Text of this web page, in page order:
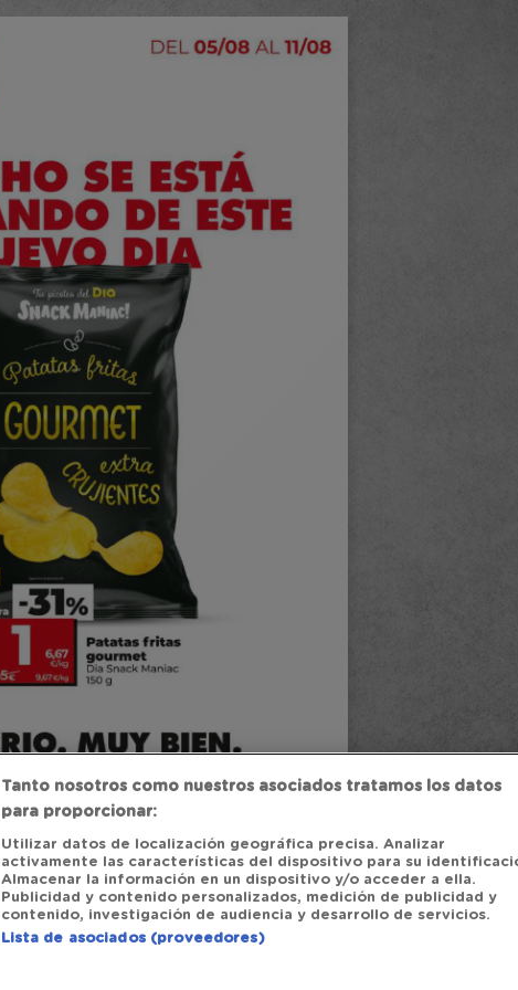
Tanto nosotros como nuestros asociados tratamos los datos
para proporcionar:
Utilizar datos de localización geográfica precisa. Analizar
activamente las características del dispositivo para su
Almacenar la información en un dispositivo y/o acceder a ella.
Publicidad y contenido personalizados, medición de publicidad y
contenido, investigación de audiencia y desarrollo de servicios.
Lista de asociados (proveedores)